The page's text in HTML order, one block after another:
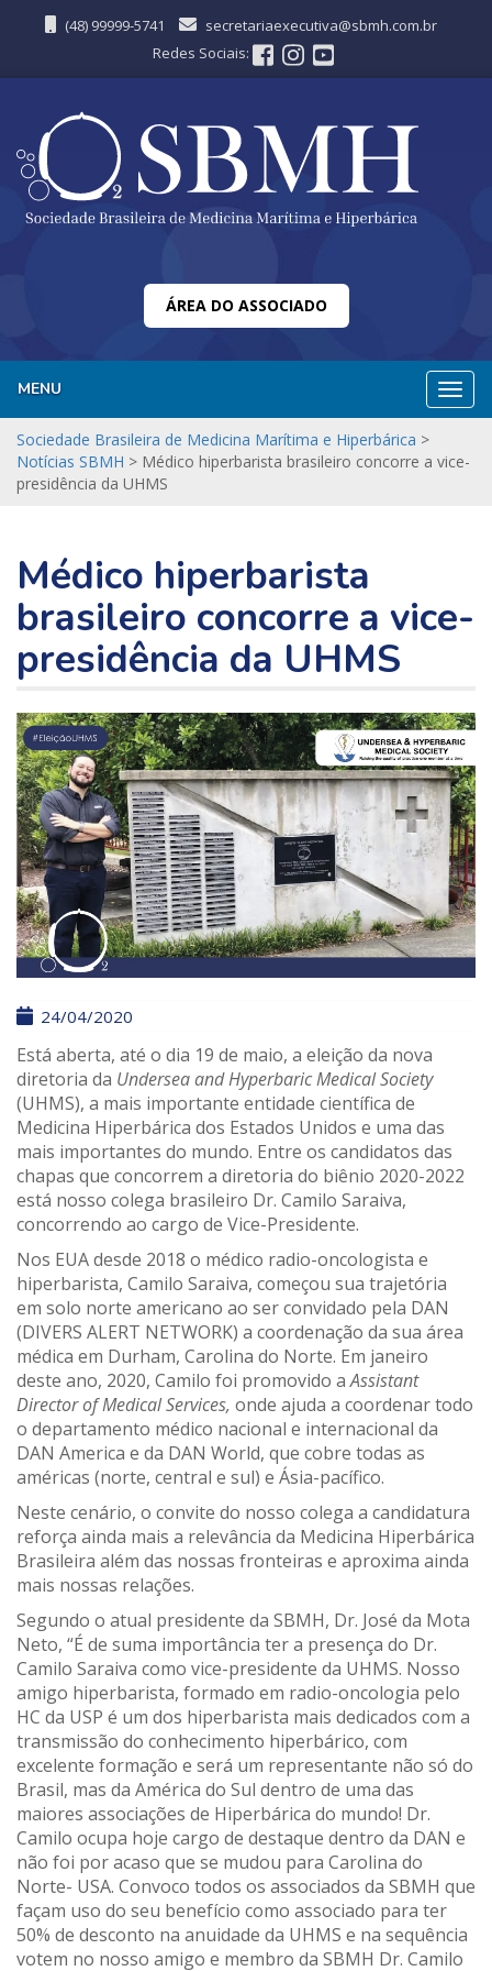
(48) 99999-5741
secretariaexecutiva@sbmh.com.br
Redes Sociais:
ÁREA DO ASSOCIADO
MENU
Sociedade Brasileira de Medicina Marítima e Hiperbárica >
Notícias SBMH > Médico hiperbarista brasileiro concorre a vice-
presidência da UHMS
Médico hiperbarista
brasileiro concorre a vice-
presidência da UHMS
24/04/2020
Está aberta, até o dia 19 de maio, a eleição da nova
diretoria da Undersea and Hyperbaric Medical Society
(UHMS), a mais importante entidade científica de
Medicina Hiperbárica dos Estados Unidos e uma das
mais importantes do mundo. Entre os candidatos das
chapas que concorrem a diretoria do biênio 2020-2022
está nosso colega brasileiro Dr. Camilo Saraiva,
concorrendo ao cargo de Vice-Presidente.
Nos EUA desde 2018 o médico radio-oncologista e
hiperbarista, Camilo Saraiva, começou sua trajetória
em solo norte americano ao ser convidado pela DAN
(DIVERS ALERT NETWORK) a coordenação da sua área
médica em Durham, Carolina do Norte. Em janeiro
deste ano, 2020, Camilo foi promovido aAssistant
Director of Medical Services, onde ajuda a coordenar todo
o departamento médico nacional e internacional da
DAN America e da DAN World, que cobre todas as
américas (norte, central e sul) e Ásia-pacífico.
Neste cenário, o convite do nosso colega a candidatura
reforça ainda mais a relevância da Medicina Hiperbárica
Brasileira além das nossas fronteiras e aproxima ainda
mais nossas relações.
Segundo o atual presidente da SBMH, Dr. José da Mota
Neto, “É de suma importância ter a presença do Dr.
Camilo Saraiva como vice-presidente da UHMS. Nosso
amigo hiperbarista, formado em radio-oncologia pelo
HC da USP é um dos hiperbarista mais dedicados com a
transmissão do conhecimento hiperbárico, com
excelente formação e será um representante não só do
Brasil, mas da América do Sul dentro de uma das
maiores associações de Hiperbárica do mundo! Dr.
Camilo ocupa hoje cargo de destaque dentro da DAN e
não foi por acaso que se mudou para Carolina do
Norte- USA. Convoco todos os associados da SBMH que
façam uso do seu benefício como associado para ter
50% de desconto na anuidade da UHMS e na sequência
votem no nosso amigo e membro da SBMH Dr. Camilo